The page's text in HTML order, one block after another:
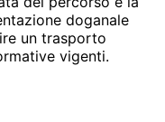
doganale
un trasporto
vigenti.